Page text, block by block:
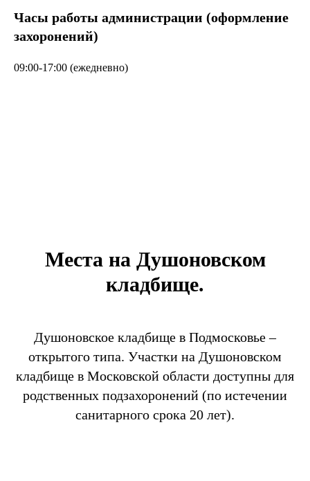
Часы работы администрации (оформление
захоронений)
09:00-17:00 (ежедневно)
Места на Душоновском
кладбище.
Душоновское кладбище в Подмосковье –
открытого типа. Участки на Душоновском
кладбище в Московской области доступны для
родственных подзахоронений (по истечении
санитарного срока 20 лет).